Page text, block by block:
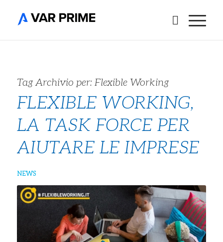
Tag Archivio per: Flexible Working
FLEXIBLE WORKING,
LA TASK FORCE PER
AIUTARE LE IMPRESE
NEWS